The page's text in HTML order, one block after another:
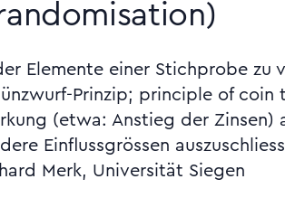
Elemente einer Stichprobe zu
Prinzip; principle of
(etwa: Anstieg der Zinsen)
Einflussgrössen
Merk, Universität Siegen